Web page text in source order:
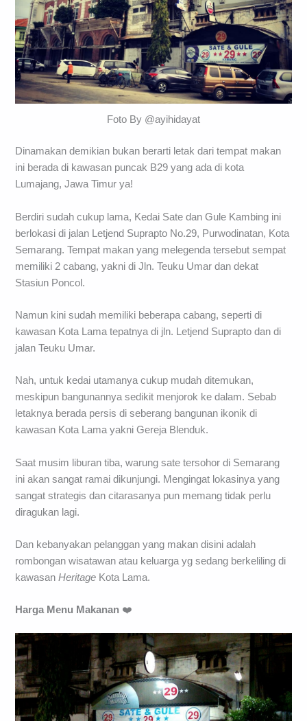
Foto By @ayihidayat
Dinamakan demikian bukan berarti letak dari tempat makan
ini berada di kawasan puncak B29 yang ada di kota
Lumajang, Jawa Timur ya!
Berdiri sudah cukup lama, Kedai Sate dan Gule Kambing ini
berlokasi di jalan Letjend Suprapto No.29, Purwodinatan, Kota
Semarang. Tempat makan yang melegenda tersebut sempat
memiliki 2 cabang, yakni di Jln. Teuku Umar dan dekat
Stasiun Poncol.
Namun kini sudah memiliki beberapa cabang, seperti di
kawasan Kota Lama tepatnya di jln. Letjend Suprapto dan di
jalan Teuku Umar.
Nah, untuk kedai utamanya cukup mudah ditemukan,
meskipun bangunannya sedikit menjorok ke dalam. Sebab
letaknya berada persis di seberang bangunan ikonik di
kawasan Kota Lama yakni Gereja Blenduk.
Saat musim liburan tiba, warung sate tersohor di Semarang
ini akan sangat ramai dikunjungi. Mengingat lokasinya yang
sangat strategis dan citarasanya pun memang tidak perlu
diragukan lagi.
Dan kebanyakan pelanggan yang makan disini adalah
rombongan wisatawan atau keluarga yg sedang berkeliling di
kawasanHeritage Kota Lama.
Harga Menu Makanan ❤️